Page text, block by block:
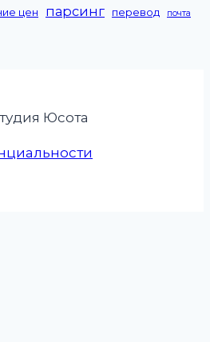
цен парсинг перевод почта
Юсота